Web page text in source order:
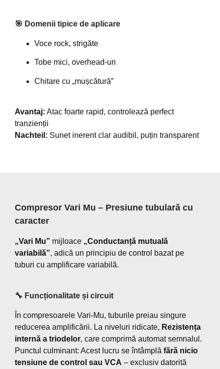
🎯 Domenii tipice de aplicare
Voce rock, strigăte
Tobe mici, overhead-uri
Chitare cu „mușcătură”
Avantaj: Atac foarte rapid, controlează perfect
tranzienții
Nachteil: Sunet inerent clar audibil, puțin transparent
Compresor Vari Mu – Presiune tubulară cu
caracter
„Vari Mu” mijloace „Conductanță mutuală
variabilă”, adică un principiu de control bazat pe
tuburi cu amplificare variabilă.
🔧 Funcționalitate și circuit
În compresoarele Vari-Mu, tuburile preiau singure
reducerea amplificării. La niveluri ridicate, Rezistența
internă a triodelor, care comprimă automat semnalul.
Punctul culminant: Acest lucru se întâmplă fără nicio
tensiune de control sau VCA – exclusiv datorită